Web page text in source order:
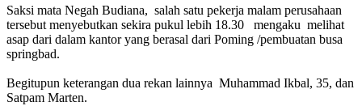
Saksi mata Negah Budiana, salah satu pekerja malam perusahaan
tersebut menyebutkan sekira pukul lebih 18.30 mengaku melihat
asap dari dalam kantor yang berasal dari Poming /pembuatan busa
springbad.
Begitupun keterangan dua rekan lainnya Muhammad Ikbal, 35, dan
Satpam Marten.